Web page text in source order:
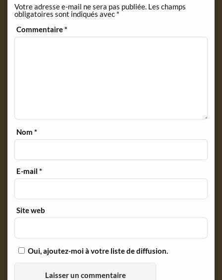
d
l
y
Votre adresse e-mail ne sera pas publiée. Les champs
obligatoires sont indiqués avec *
Commentaire*
Nom*
E-mail*
Site web
Oui, ajoutez-moi à votre liste de diffusion.